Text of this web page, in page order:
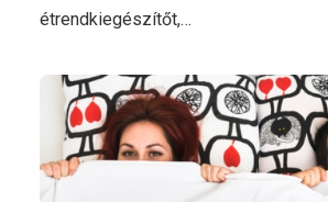
étrendkiegészítőt,…